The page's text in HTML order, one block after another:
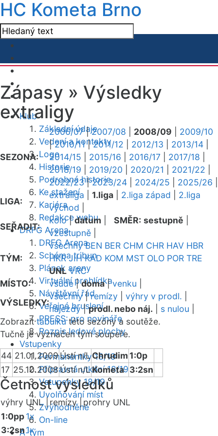
HC Kometa Brno
Klub
Základní údaje
Vedení a kontakty
Logo
Historie
Podrobná historie
Ke stažení
Kariéra
Redakce webu
DRFG Arena
DRFG Arena
Schéma tribun
Plánek areny
Virtuální prohlídka
Návštěvní řád
Veřejné bruslení
PRESS: pro novináře
Rozpis ledové plochy
Vstupenky
Permanentky 18/19
Přípravná utkání 18/19
Vstupenky 18/19
Uvolňování míst
Zvýhodněné
On-line
A-tým
Zápasy » Výsledky
extraligy
SEZONA:
2006/07|2007/08 2008/09
2009/10
|2010/11|2011/12 2012/13 2013/14
2014/15
2015/16 2016/17 2017/18
2018/19
2019/20 2020/21 2021/22
2022/23|2023/24 2024/25 2025/26
LIGA:
extraliga 1.liga 2.liga západ
2.liga
východ
SEŘADIT:
kolo|datum SMĚR: sestupně
vzestupně
TÝM:
všechny BEN BER CHM CHR HAV HBR
HKR JIH KAD KOM MST OLO POR TRE
UNL VRC
MÍSTO:
všude|doma|venku
VÝSLEDKY:
všechny|remízy výhry v prodl.
nájezdy|prodl. nebo náj. s nulou
Zobrazittabulkutéto sezóny a soutěže.
Tučně je vyznačen tým soupeře.
44 21.01.2009Ústí n/LChrudim 1:0p
17 25.10.2008Ústí n/LKometa 3:2sn
Četnost výsledků
výhry UNL | remízy | prohry UNL
1:0pp1x
3:2sn1x